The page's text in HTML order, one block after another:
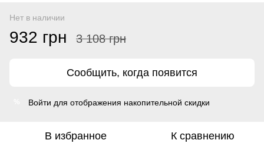
Нет в наличии
932 грн 3 108 грн
Сообщить, когда появится
Войти для отображения накопительной скидки
В избранное К сравнению